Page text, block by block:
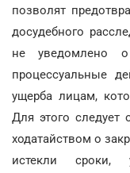
позволят
досудебного
не уведомлено о
процессуальные
ущерба лицам,
Для этого следует
ходатайством о
истекли сроки,